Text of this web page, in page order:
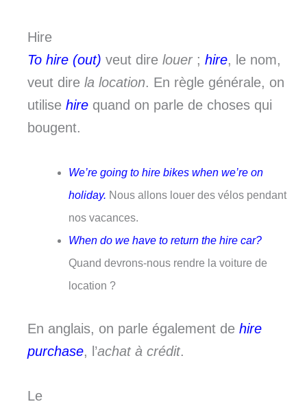
Hire
To hire (out) veut dire louer; hire, le nom,
veut dire la location. En règle générale, on
utilise hire quand on parle de choses qui
bougent.
We’re going to hire bikes when we’re on
holiday. Nous allons louer des vélos pendant
nos vacances.
When do we have to return the hire car?
Quand devrons-nous rendre la voiture de
location ?
En anglais, on parle également de hire
purchase, l’achat à crédit.
Le